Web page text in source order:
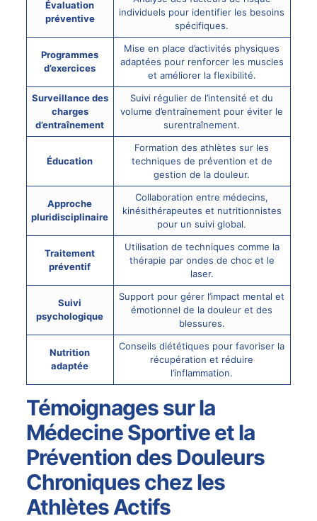
Évaluation
préventive
individuels pour identifier les besoins
spécifiques.
Programmes
d’exercices
Mise en place d’activités physiques
adaptées pour renforcer les muscles
et améliorer la flexibilité.
Surveillance des
charges
d’entraînement
Suivi régulier de l’intensité et du
volume d’entraînement pour éviter le
surentraînement.
Éducation
Formation des athlètes sur les
techniques de prévention et de
gestion de la douleur.
Approche
pluridisciplinaire
Collaboration entre médecins,
kinésithérapeutes et nutritionnistes
pour un suivi global.
Traitement
préventif
Utilisation de techniques comme la
thérapie par ondes de choc et le
laser.
Suivi
psychologique
Support pour gérer l’impact mental et
émotionnel de la douleur et des
blessures.
Nutrition
adaptée
Conseils diététiques pour favoriser la
récupération et réduire
l’inflammation.
Témoignages sur la
Médecine Sportive et la
Prévention des Douleurs
Chroniques chez les
Athlètes Actifs